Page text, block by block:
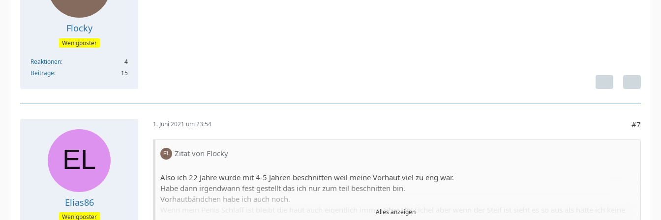
Flocky
Wenigposter
Reaktionen
4
Beiträge
15
Elias86
Wenigposter
1. Juni 2021 um 23:54 #7
Zitat von Flocky
Also ich 22 Jahre wurde mit 4-5 Jahren beschnitten weil meine Vorhaut viel zu eng war.
Habe dann irgendwann fest gestellt das ich nur zum teil beschnitten bin.
Vorhautbändchen habe ich auch noch.
Wenn mein Penis Schlaff ist bleibt die haut auch eigentlich immer über die Eichel aber wenn der Steif ist sieht es so aus als hätte ich keine
Alles anzeigen